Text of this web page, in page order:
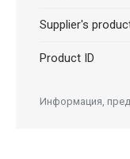
Supplier's
Product ID
Информация,